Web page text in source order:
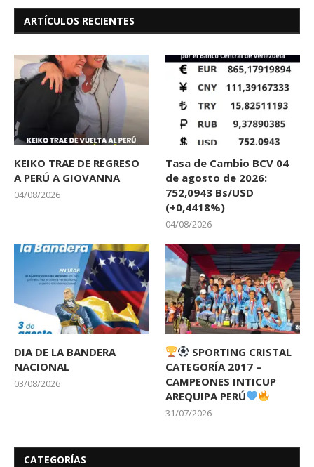
ARTÍCULOS RECIENTES
KEIKO TRAE DE REGRESO
A PERÚ A GIOVANNA
04/08/2026
Tasa de Cambio BCV 04
de agosto de 2026:
752,0943 Bs/USD
(+0,4418%)
04/08/2026
DIA DE LA BANDERA
NACIONAL
03/08/2026
SPORTING CRISTAL
CATEGORÍA 2017 –
CAMPEONES INTICUP
AREQUIPA PERÚ
31/07/2026
CATEGORÍAS